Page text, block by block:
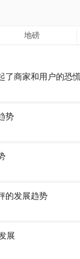
地磅
了商家和用户的恐
势
的发展趋势
展